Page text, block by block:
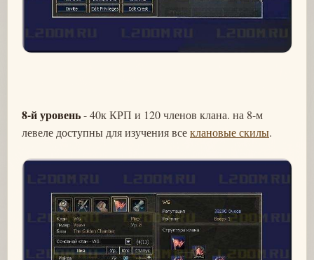
8-й уровень- 40к КРП и 120 членов клана. на 8-м
левеле доступны для изучения всеклановые скилы.